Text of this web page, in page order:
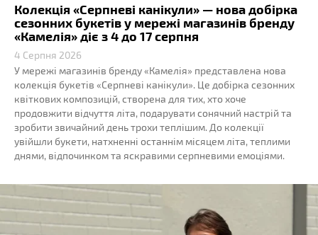
Колекція «Серпневі канікули» — нова добірка
сезонних букетів у мережі магазинів бренду
«Камелія» діє з 4 до 17 серпня
4 Серпня 2026
У мережі магазинів бренду «Камелія» представлена нова
колекція букетів «Серпневі канікули». Це добірка сезонних
квіткових композицій, створена для тих, хто хоче
продовжити відчуття літа, подарувати сонячний настрій та
зробити звичайний день трохи теплішим. До колекції
увійшли букети, натхненні останнім місяцем літа, теплими
днями, відпочинком та яскравими серпневими емоціями.